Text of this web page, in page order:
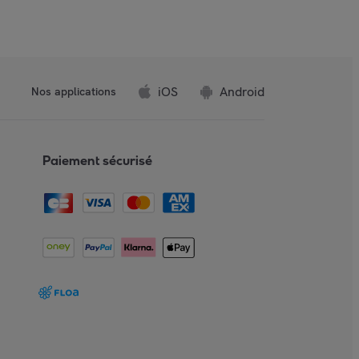
Nos applications iOS Android
Paiement sécurisé